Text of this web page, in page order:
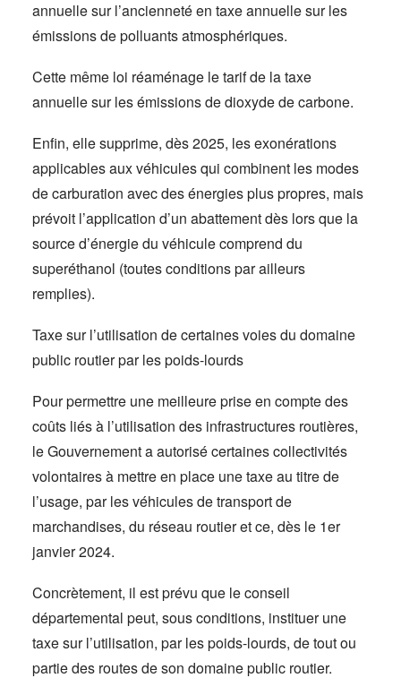
annuelle sur l’ancienneté en taxe annuelle sur les
émissions de polluants atmosphériques.
Cette même loi réaménage le tarif de la taxe
annuelle sur les émissions de dioxyde de carbone.
Enfin, elle supprime, dès 2025, les exonérations
applicables aux véhicules qui combinent les modes
de carburation avec des énergies plus propres, mais
prévoit l’application d’un abattement dès lors que la
source d’énergie du véhicule comprend du
superéthanol (toutes conditions par ailleurs
remplies).
Taxe sur l’utilisation de certaines voies du domaine
public routier par les poids-lourds
Pour permettre une meilleure prise en compte des
coûts liés à l’utilisation des infrastructures routières,
le Gouvernement a autorisé certaines collectivités
volontaires à mettre en place une taxe au titre de
l’usage, par les véhicules de transport de
marchandises, du réseau routier et ce, dès le 1er
janvier 2024.
Concrètement, il est prévu que le conseil
départemental peut, sous conditions, instituer une
taxe sur l’utilisation, par les poids-lourds, de tout ou
partie des routes de son domaine public routier.